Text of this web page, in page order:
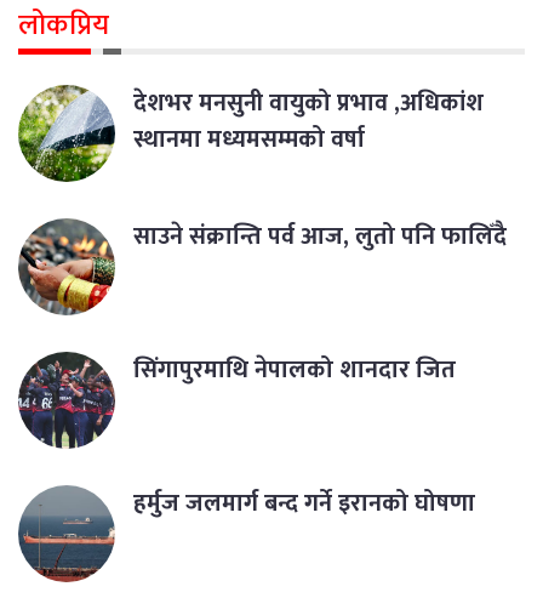
लोकप्रिय
देशभर मनसुनी वायुको प्रभाव ,अधिकांश
स्थानमा मध्यमसम्मको वर्षा
साउने संक्रान्ति पर्व आज, लुतो पनि फालिँदै
सिंगापुरमाथि नेपालको शानदार जित
हर्मुज जलमार्ग बन्द गर्ने इरानको घोषणा